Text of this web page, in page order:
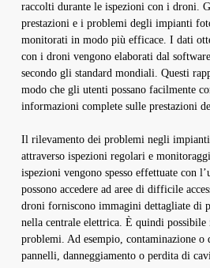
raccolti durante le ispezioni con i droni.
prestazioni e i problemi degli impianti
monitorati in modo più efficace. I dati
con i droni vengono elaborati dal
secondo gli standard mondiali. Questi
modo che gli utenti possano facilmente
informazioni complete sulle prestazioni
Il rilevamento dei problemi negli impianti
attraverso ispezioni regolari e
ispezioni vengono spesso effettuate con
possono accedere ad aree di difficile
droni forniscono immagini dettagliate di
nella centrale elettrica. È quindi
problemi. Ad esempio, contaminazione o
pannelli, danneggiamento o perdita di